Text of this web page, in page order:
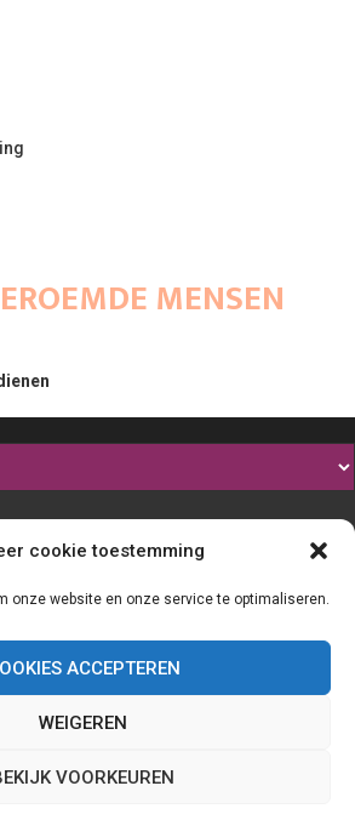
cookie toestemming
onze website en onze service te optimaliseren.
ACCEPTEREN
WEIGEREN
VOORKEUREN
MENSEN
All Right Reserved.
Onze auteurs Partners